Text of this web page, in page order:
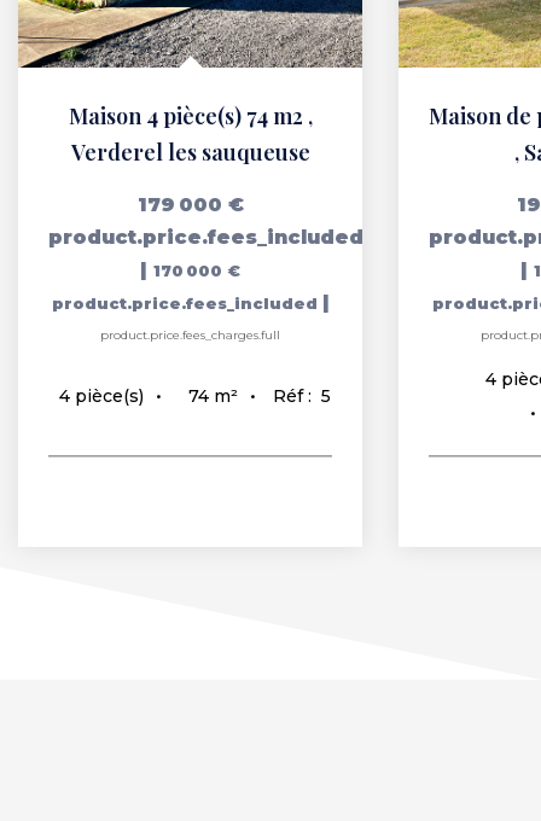
Maison 4 pièce(s) 74 m2 ,
Verderel les sauqueuse
179 000 €
product.price.fees_included
| 170 000 €
product.price.fees_included |
product.price.fees_charges.full
4 pièce(s) 74 m² Réf : 5
,
|
4